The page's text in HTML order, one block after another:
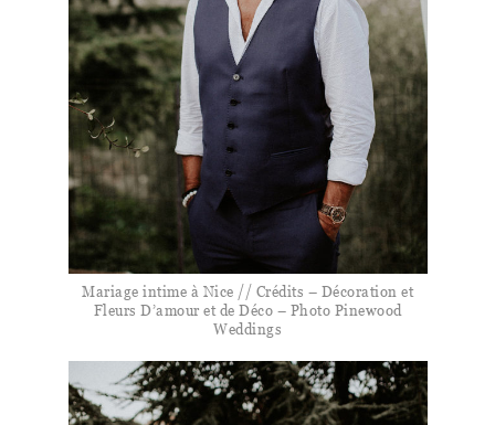
Mariage intime à Nice // Crédits – Décoration et
Fleurs D’amour et de Déco – Photo Pinewood
Weddings